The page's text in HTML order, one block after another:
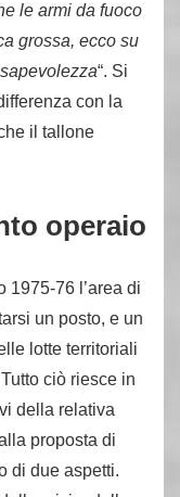
le armi da fuoco
grossa, ecco su
“. Si
con la
il tallone
operaio
1975-76 l’area di
un posto, e un
lotte territoriali
ciò riesce in
della relativa
proposta di
di due aspetti.